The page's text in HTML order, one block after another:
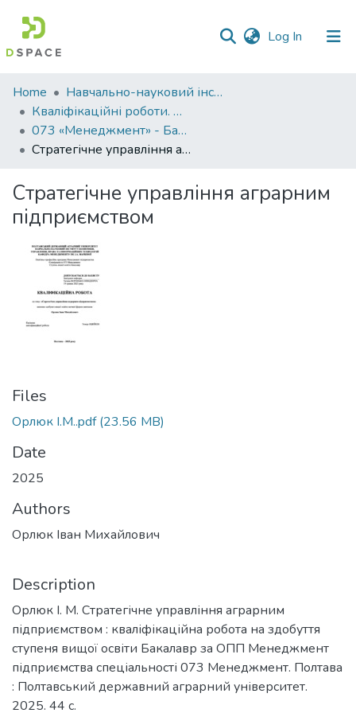
Log In (current)
Communities
&
Collections
All of DSpace
Statistics
Home
Навчально-науковий інститут економіки, управління, права та інформаційних технологій
Кваліфікаційні роботи. ННІ економіки, управління, права та ІТ
073 «Менеджмент» - Бакалаври 2024-2025
Стратегічне управління аграрним підприємством
Стратегічне управління аграрним
підприємством
Files
Орлюк І.М..pdf(23.56 MB)
Date
2025
Authors
Орлюк Іван Михайлович
Description
Орлюк І. М. Стратегічне управління аграрним
підприємством : кваліфікаційна робота на здобуття
ступеня вищої освіти Бакалавр за ОПП Менеджмент
підприємства спеціальності 073 Менеджмент. Полтава
: Полтавський державний аграрний університет.
2025. 44 с.